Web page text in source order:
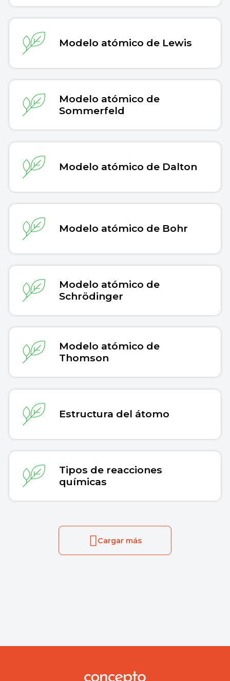
Modelo atómico de Lewis
Modelo atómico de
Sommerfeld
Modelo atómico de Dalton
Modelo atómico de Bohr
Modelo atómico de
Schrödinger
Modelo atómico de
Thomson
Estructura del átomo
Tipos de reacciones
químicas
Cargar más